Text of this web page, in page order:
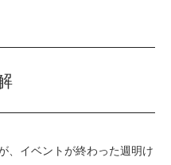
、イベントが終わった週明け